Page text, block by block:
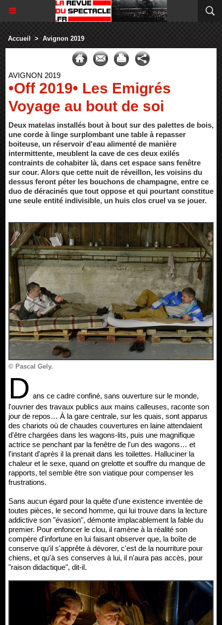
Accueil > Avignon 2019
AVIGNON 2019
•Off 2019• Les Emigrés
Voyage au bout de soi
Deux matelas installés bout à bout sur des palettes de bois,
une corde à linge surplombant une table à repasser
boiteuse, un réservoir d'eau alimenté de manière
intermittente, meublent la cave de ces deux exilés
contraints de cohabiter là, dans cet espace sans fenêtre
sur cour. Alors que cette nuit de réveillon, les voisins du
dessus feront péter les bouchons de champagne, entre ce
duo de déracinés que tout oppose et qui pourtant constitue
une seule entité indivisible, un huis clos cruel va se jouer.
© Pascal Gely.
D ans ce cadre confiné, sans ouverture sur le monde,
l'ouvrier des travaux publics aux mains calleuses, raconte son
jour de repos… À la gare centrale, sur les quais, sont apparus
des chariots où de chaudes couvertures en laine attendaient
d'être chargées dans les wagons-lits, puis une magnifique
actrice se penchant par la fenêtre de l'un des wagons… et
l'instant d'après il la prenait dans les toilettes. Halluciner la
chaleur et le sexe, quand on grelotte et souffre du manque de
rapports, tel semble être son viatique pour compenser les
frustrations.
Sans aucun égard pour la quête d'une existence inventée de
toutes pièces, le second homme, qui lui trouve dans la lecture
addictive son "évasion", démonte implacablement la fable du
premier. Pour enfoncer le clou, il ramène à la réalité son
compère d'infortune en lui faisant observer que, la boîte de
conserve qu'il s'apprête à dévorer, c'est de la nourriture pour
chiens, et qu'à ses conserves à lui, il n'aura pas accès, pour
"raison didactique", dit-il.